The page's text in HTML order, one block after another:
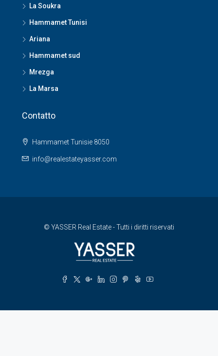
La Soukra
Hammamet Tunisi
Ariana
Hammamet sud
Mrezga
La Marsa
Contatto
Hammamet Tunisie 8050
info@realestateyasser.com
© YASSER Real Estate - Tutti i diritti riservati